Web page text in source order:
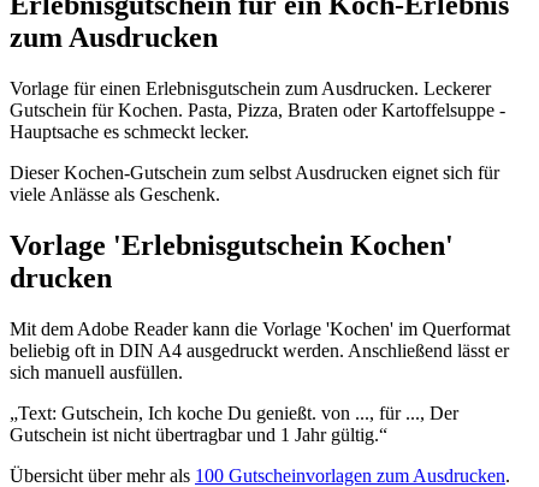
zum Ausdrucken
Vorlage für einen Erlebnisgutschein zum Ausdrucken. Leckerer
Gutschein für Kochen. Pasta, Pizza, Braten oder Kartoffelsuppe -
Hauptsache es schmeckt lecker.
Dieser Kochen-Gutschein zum selbst Ausdrucken eignet sich für
viele Anlässe als Geschenk.
Vorlage 'Erlebnisgutschein Kochen'
drucken
Mit dem Adobe Reader kann die Vorlage 'Kochen' im Querformat
beliebig oft in DIN A4 ausgedruckt werden. Anschließend lässt er
sich manuell ausfüllen.
Text: Gutschein, Ich koche Du genießt. von ..., für ..., Der
Gutschein ist nicht übertragbar und 1 Jahr gültig.
Übersicht über mehr als 100 Gutscheinvorlagen zum Ausdrucken.